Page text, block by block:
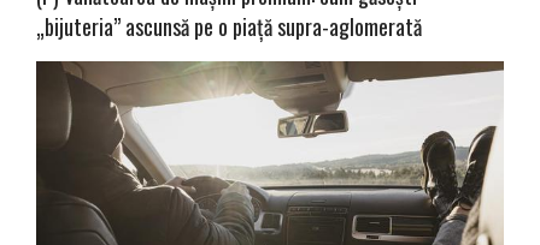
„bijuteria” ascunsă pe o piață supra-aglomerată